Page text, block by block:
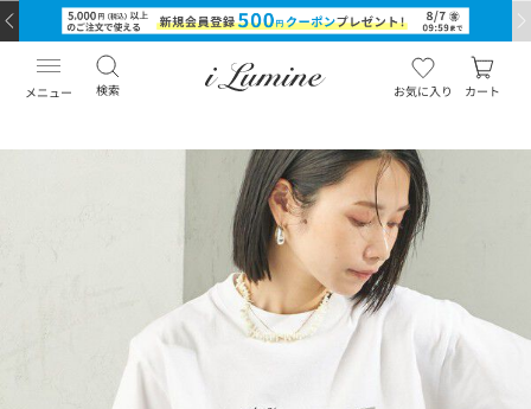
メニュー 検索 お気に入り カート